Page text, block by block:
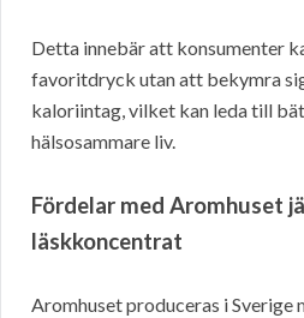
Detta innebär att konsumenter
favoritdryck utan att bekymra
kaloriintag, vilket kan leda till
hälsosammare liv.
Fördelar med Aromhuset
läskkoncentrat
Aromhuset produceras i Sverige